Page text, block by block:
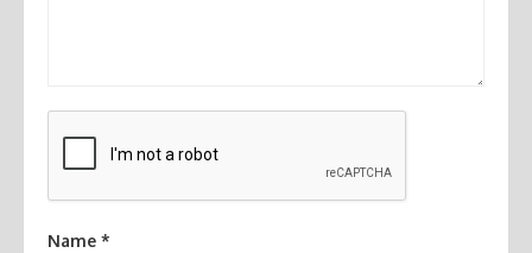
Name *